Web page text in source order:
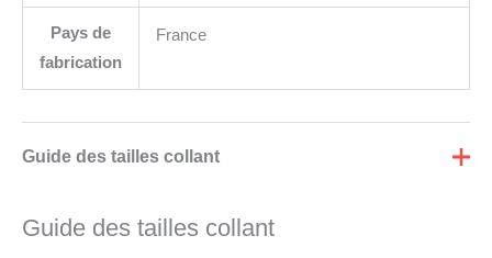
Pays de
fabrication
France
Guide des tailles collant
Guide des tailles collant